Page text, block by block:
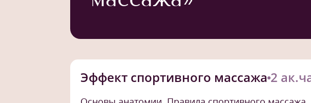
Эффект спортивного массажа 2